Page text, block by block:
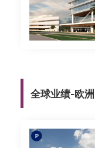
全球业绩-欧洲